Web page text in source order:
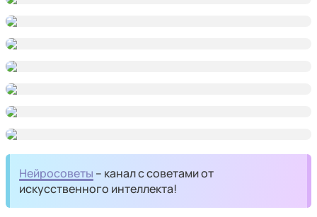
Нейросоветы – канал с советами от
искусственного интеллекта!